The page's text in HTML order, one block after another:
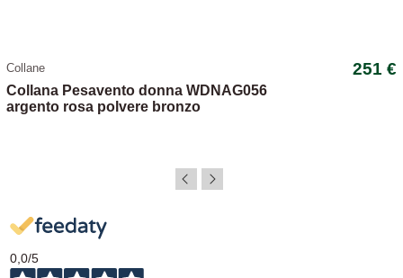
Collane 251 €
Collana Pesavento donna WDNAG056
argento rosa polvere bronzo
0,0/5